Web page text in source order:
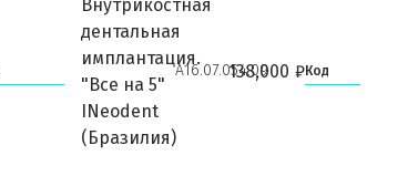
А16.07.054.09
Внутрикостная
дентальная
имплантация.
"Все на 5"
INeodent
(Бразилия)
138,000 ₽Код